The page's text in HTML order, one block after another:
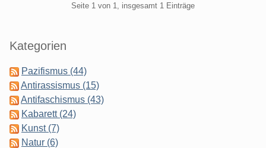
Seite 1 von 1, insgesamt 1 Einträge
Seitenleiste
Kategorien
Pazifismus (44)
Antirassismus (15)
Antifaschismus (43)
Kabarett (24)
Kunst (7)
Natur (6)